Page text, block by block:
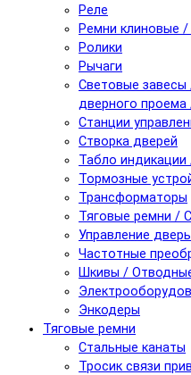
Реле
Ремни клиновые
Ролики
Рычаги
Световые завесы
дверного
Станции
Створка дверей
Табло
Тормозные
Трансформаторы
Тяговые ремни /
Управление
Частотные
Шкивы /
Энкодеры
Тяговые ремни
Стальные канаты
Тросик связи